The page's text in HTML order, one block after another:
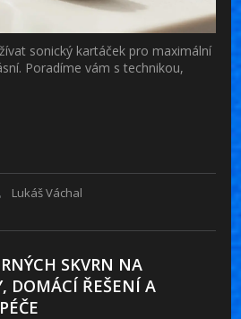
sonický kartáček pro maximální
Poradíme vám s technikou,
Lukáš Váchal
SKVRN NA
DOMÁCÍ ŘEŠENÍ A